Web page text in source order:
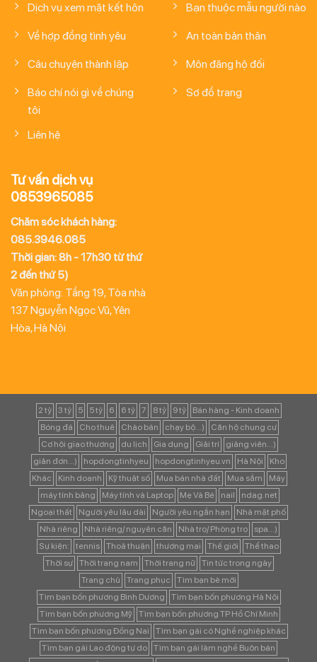
Dịch vụ xem mặt kết hôn
Về hợp đồng tình yêu
Câu chuyện thành lập
Báo chí nói gì về chúng
tôi
Liên hệ
Bạn thuộc mẫu người nào
An toàn bản thân
Môn đăng hộ đối
Sơ đồ trang
Tư vấn dịch vụ
0853965085
Chăm sóc khách hàng:
085.3946.085
Thời gian: 8h - 17h30 từ thứ
2 đến thứ 5)
Văn phòng: Tầng 19, Tòa nhà
137 Nguyễn Ngọc Vũ, Yên
Hòa, Hà Nội
2 tỷ 3 tỷ 5 5 tỷ 6 6 tỷ 7 8 tỷ 9 tỷ
Bán hàng - Kinh doanh
Bóng đá
Cho thuê Chào bán chạy bộ...)
Căn hộ chung cư
Cơ hội giao thương
du lịch Gia dụng Giải trí
giảng viên...)
giản đơn...)
hopdongtinhyeu hopdongtinhyeu.vn Hà Nội
Kho
Khác
Kinh doanh Kỹ thuật số Mua bán nhà đất Mua sắm
Máy
máy tính bảng
Máy tính và Laptop Mẹ Và Bé nail
ndag.net
Ngoại thất
Người yêu lâu dài Người yêu ngắn hạn
Nhà mặt phố
Nhà riêng
Nhà riêng/ nguyên căn Nhà trọ/ Phòng trọ
spa...)
Sự kiện:
tennis Thoả thuận thương mại Thế giới
Thể thao
Thời sự
Thời trang nam Thời trang nữ
Tin tức trong ngày
Trang chủ
Trang phục
Tìm bạn bè mới
Tìm bạn bốn phương Bình Dương
Tìm bạn bốn phương Hà Nội
Tìm bạn bốn phương Mỹ
Tìm bạn bốn phương TP Hồ Chí Minh
Tìm bạn bốn phương Đồng Nai
Tìm bạn gái có Nghề nghiệp khác
Tìm bạn gái Lao động tự do
Tìm bạn gái làm nghề Buôn bán